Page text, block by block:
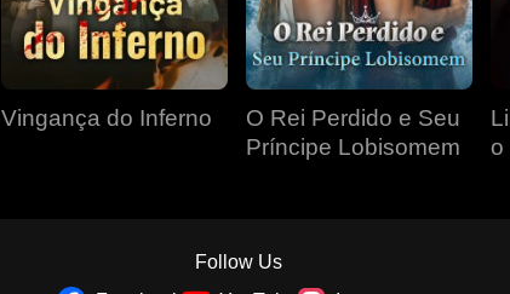
Vingança do Inferno
O Rei Perdido e Seu
Príncipe Lobisomem
o
Follow Us